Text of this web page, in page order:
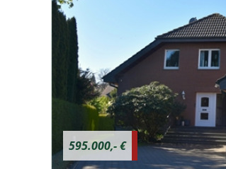
595.000,- €